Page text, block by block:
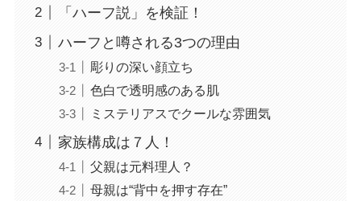
「ハーフ説」を検証！
ハーフと噂される3つの理由
彫りの深い顔立ち
色白で透明感のある肌
ミステリアスでクールな雰囲気
家族構成は７人！
父親は元料理人？
母親は“背中を押す存在”